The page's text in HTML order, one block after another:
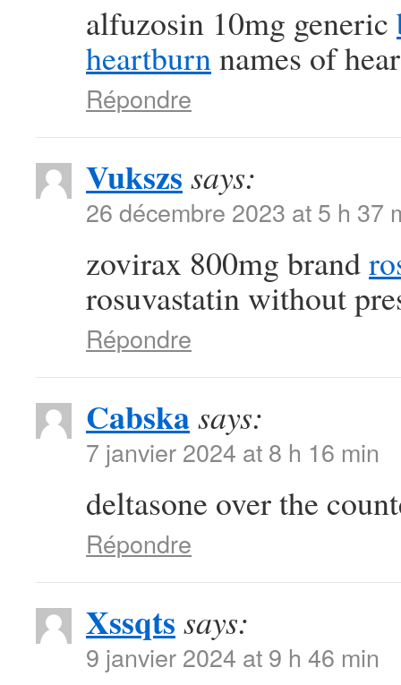
alfuzosin 10mg generic
heartburnnames of
Répondre
Vukszs says:
26 décembre 2023 at 5 h 37
zovirax 800mg brand
rosuvastatin without
Répondre
Cabskasays:
7 janvier 2024 at 8 h 16 min
deltasone over the
Répondre
Xssqts says:
9 janvier 2024 at 9 h 46 min